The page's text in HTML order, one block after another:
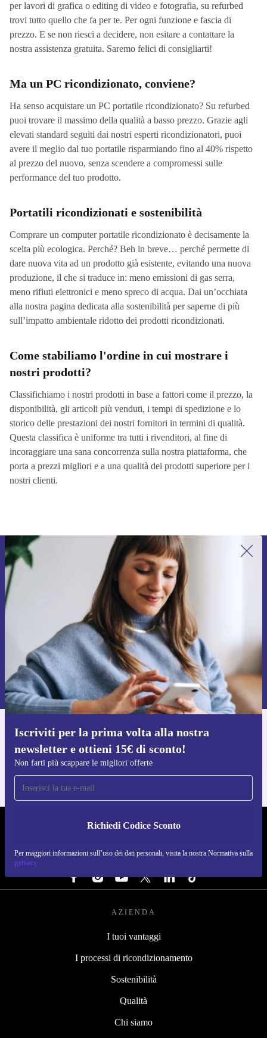
per lavori di grafica o editing di video e fotografia, su refurbed
trovi tutto quello che fa per te. Per ogni funzione e fascia di
prezzo. E se non riesci a decidere, non esitare a contattare la
nostra assistenza gratuita. Saremo felici di consigliarti!
Ma un PC ricondizionato, conviene?
Ha senso acquistare un PC portatile ricondizionato? Su refurbed
puoi trovare il massimo della qualità a basso prezzo. Grazie agli
elevati standard seguiti dai nostri esperti ricondizionatori, puoi
avere il meglio dal tuo portatile risparmiando fino al 40% rispetto
al prezzo del nuovo, senza scendere a compromessi sulle
performance del tuo prodotto.
Portatili ricondizionati e sostenibilità
Comprare un computer portatile ricondizionato è decisamente la
scelta più ecologica. Perché? Beh in breve… perché permette di
dare nuova vita ad un prodotto già esistente, evitando una nuova
produzione, il che si traduce in: meno emissioni di gas serra,
meno rifiuti elettronici e meno spreco di acqua. Dai un’occhiata
alla nostra pagina dedicata alla sostenibilità per saperne di più
sull’impatto ambientale ridotto dei prodotti ricondizionati.
Come stabiliamo l'ordine in cui mostrare i
nostri prodotti?
Classifichiamo i nostri prodotti in base a fattori come il prezzo, la
disponibilità, gli articoli più venduti, i tempi di spedizione e lo
storico delle prestazioni dei nostri fornitori in termini di qualità.
Questa classifica è uniforme tra tutti i rivenditori, al fine di
incoraggiare una sana concorrenza sulla nostra piattaforma, che
porta a prezzi migliori e a una qualità dei prodotti superiore per i
nostri clienti.
Iscriviti per la prima volta alla nostra
newsletter e ottieni 15€ di sconto!
Non farti più scappare le migliori offerte
Richiedi Codice Sconto
Per maggiori informazioni sull’uso dei dati personali, visita la nostra Normativa sulla
privacy
Iscriviti per la prima volta alla nostra
newsletter e ottieni 15€ di sconto!
Non farti più scappare le migliori offerte.
Richiedi codice sconto
Per maggiori informazioni sull’uso dei dati personali, visita la nostra
Normativa sulla privacy
Scarica l'app di refurbed
Per iOS e Android
REFURBED ITALIA - RETHINK NEW.
SEGUICI SU
AZIENDA
I tuoi vantaggi
I processi di ricondizionamento
Sostenibilità
Qualità
Chi siamo